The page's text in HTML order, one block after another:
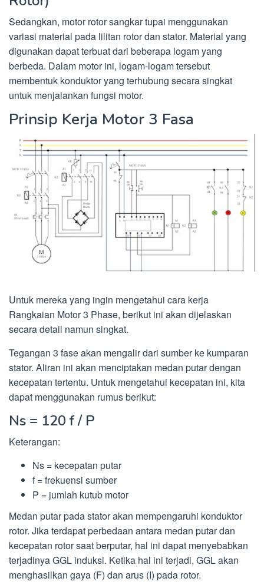
Sedangkan, motor rotor sangkar tupai menggunakan
variasi material pada lilitan rotor dan stator. Material yang
digunakan dapat terbuat dari beberapa logam yang
berbeda. Dalam motor ini, logam-logam tersebut
membentuk konduktor yang terhubung secara singkat
untuk menjalankan fungsi motor.
Prinsip Kerja Motor 3 Fasa
Untuk mereka yang ingin mengetahui cara kerja
Rangkaian Motor 3 Phase, berikut ini akan dijelaskan
secara detail namun singkat.
Tegangan 3 fase akan mengalir dari sumber ke kumparan
stator. Aliran ini akan menciptakan medan putar dengan
kecepatan tertentu. Untuk mengetahui kecepatan ini, kita
dapat menggunakan rumus berikut:
Ns = 120 f / P
Keterangan:
Ns = kecepatan putar
f = frekuensi sumber
P = jumlah kutub motor
Medan putar pada stator akan mempengaruhi konduktor
rotor. Jika terdapat perbedaan antara medan putar dan
kecepatan rotor saat berputar, hal ini dapat menyebabkan
terjadinya GGL induksi. Ketika hal ini terjadi, GGL akan
menghasilkan gaya (F) dan arus (I) pada rotor.